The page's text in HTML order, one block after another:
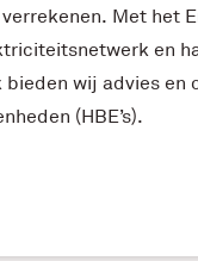
Met het
en
wij advies en
(HBE’s).